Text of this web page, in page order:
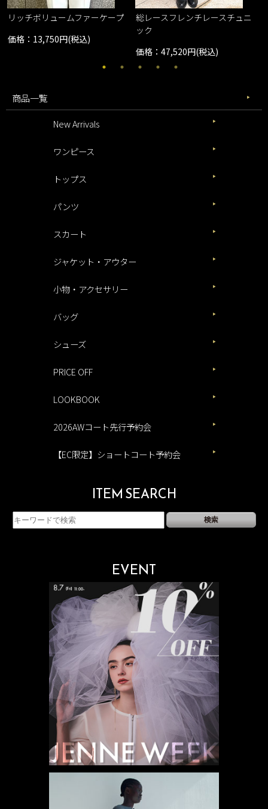
リッチボリュームファーケープ
価格：13,750円(税込)
総レースフレンチレースチュニ
ック
価格：47,520円(税込)
商品一覧
New Arrivals
ワンピース
トップス
パンツ
スカート
ジャケット・アウター
小物・アクセサリー
バッグ
シューズ
PRICE OFF
LOOKBOOK
2026AWコート先行予約会
【EC限定】ショートコート予約会
ITEM SEARCH
EVENT